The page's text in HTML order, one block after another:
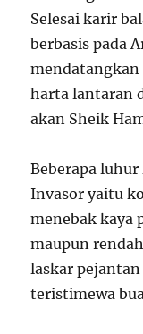
Selesai karir
berbasis pada
harta lantaran
akan Sheik
Beberapa
Invasor yaitu
menebak kaya
maupun
laskar
teristimewa